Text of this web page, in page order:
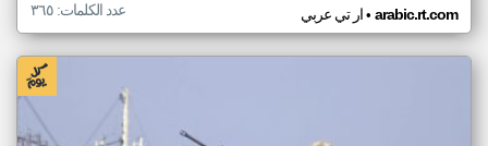
ار تي عربي• arabic.rt.com عدد الكلمات: ٣٦٥